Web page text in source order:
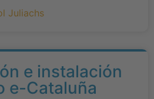
Juliachs
e instalación
e-Cataluña